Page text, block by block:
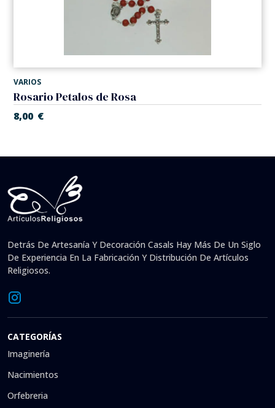
VARIOS
Rosario Petalos de Rosa
8,00 €
Detrás De Artesanía Y Decoración Casals Hay Más De Un Siglo
De Experiencia En La Fabricación Y Distribución De Artículos
Religiosos.
CATEGORÍAS
Imaginería
Nacimientos
Orfebreria